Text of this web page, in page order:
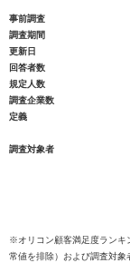
事前調査
調査期間
更新日
回答者数
規定人数
調査企業数
定義
調査対象者
※オリコン顧客満足度ランキ
常値を排除）および調査対象